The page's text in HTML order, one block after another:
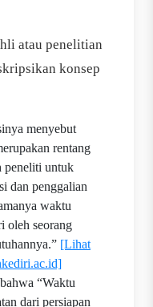
atau penelitian
konsep
menyebut
rentang
peneliti untuk
dan penggalian
waktu
oleh seorang
[Lihat
“Waktu
dari persiapan